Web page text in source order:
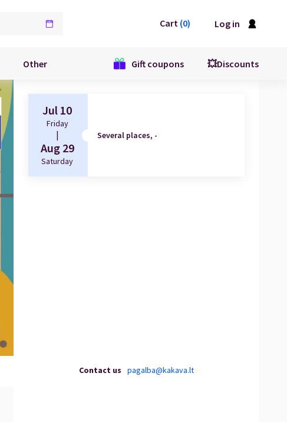
Cart (0) Log in
Other Gift coupons 💥Discounts
Jul 10
Friday
|
Aug 29
Saturday
Several places, -
Contact us pagalba@kakava.lt